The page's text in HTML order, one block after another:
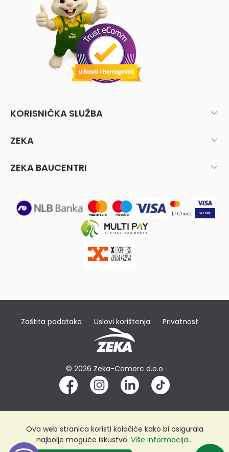
KORISNIČKA SLUŽBA
ZEKA
ZEKA BAUCENTRI
Zaštita podataka Uslovi korištenja Privatnost
© 2026 Zeka-Comerc d.o.o
Ova web stranica koristi kolačiće kako bi osigurala
najbolje moguće iskustvo. Više informacija...